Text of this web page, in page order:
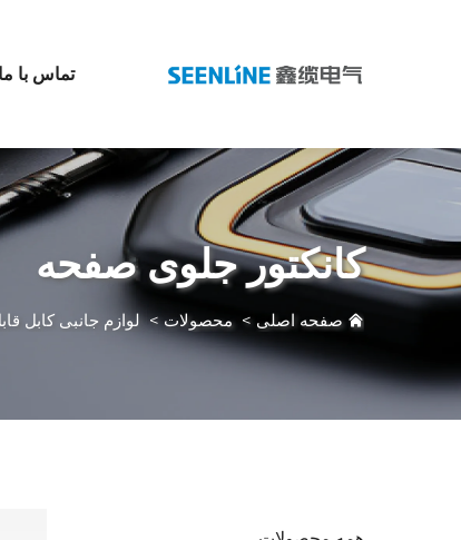
تماس با ما
کانکتور جلوی صفحه
صفحه اصلی >محصولات>لوازم جانبی کابل